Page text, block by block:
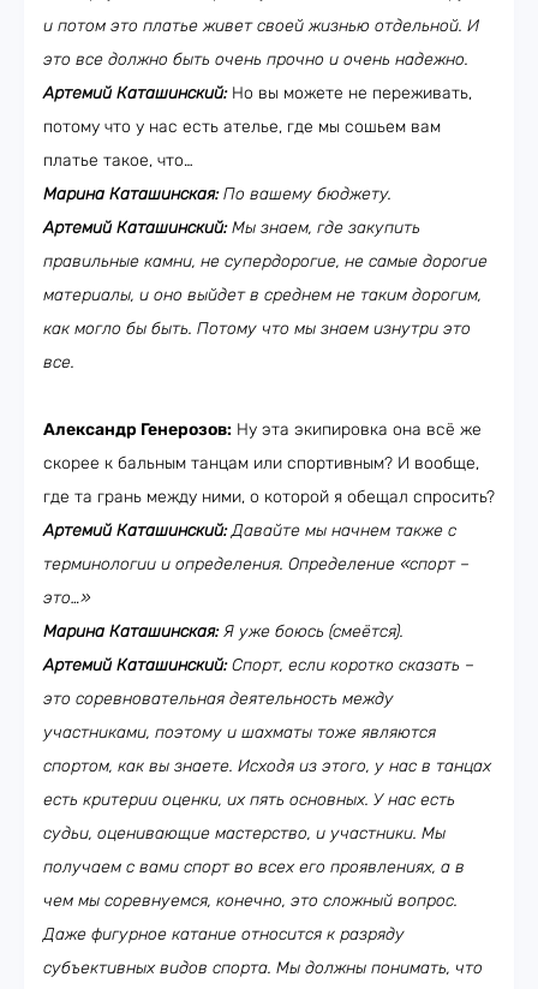
и потом это платье живет своей жизнью отдельной. И
это все должно быть очень прочно и очень надежно.
Артемий Каташинский:Но вы можете не переживать,
потому что у нас есть ателье, где мы сошьем вам
платье такое, что…
Марина Каташинская:По вашему бюджету.
Артемий Каташинский:Мы знаем, где закупить
правильные камни, не супердорогие, не самые дорогие
материалы, и оно выйдет в среднем не таким дорогим,
как могло бы быть. Потому что мы знаем изнутри это
все.
Александр Генерозов: Ну эта экипировка она всё же
скорее к бальным танцам или спортивным? И вообще,
где та грань между ними, о которой я обещал спросить?
Артемий Каташинский:Давайте мы начнем также с
терминологии и определения. Определение «спорт –
это…»
Марина Каташинская:Я уже боюсь (смеётся).
Артемий Каташинский:Спорт, если коротко сказать –
это соревновательная деятельность между
участниками, поэтому и шахматы тоже являются
спортом, как вы знаете. Исходя из этого, у нас в танцах
есть критерии оценки, их пять основных. У нас есть
судьи, оценивающие мастерство, и участники. Мы
получаем с вами спорт во всех его проявлениях, а в
чем мы соревнуемся, конечно, это сложный вопрос.
Даже фигурное катание относится к разряду
субъективных видов спорта. Мы должны понимать, что